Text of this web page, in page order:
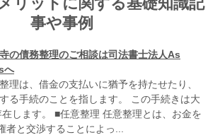
事や事例
の債務整理のご相談は司法書士法人As
へ
理は、借金の支払いに猶予を持たせたり、
る手続のことを指します。 この手続きは大
します。 ■任意整理 任意整理とは、お金を
者と交渉することによっ...